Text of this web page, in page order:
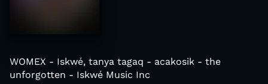
WOMEX - Iskwé, tanya tagaq - acakosik - the
unforgotten - Iskwé Music Inc